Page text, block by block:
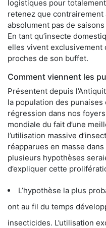
logistiques pour
retenez que contrairement
absolument pas de
En tant qu’insecte
elles vivent exclusivement
proches de son buffet.
Comment viennent les
Présentent depuis
la population des
régression dans nos
mondiale du fait d’une
l’utilisation massive
réapparues en masse
plusieurs hypothèses
d’expliquer cette
L’hypothèse la plus
ont au fil du temps
insecticides. L’utilisation